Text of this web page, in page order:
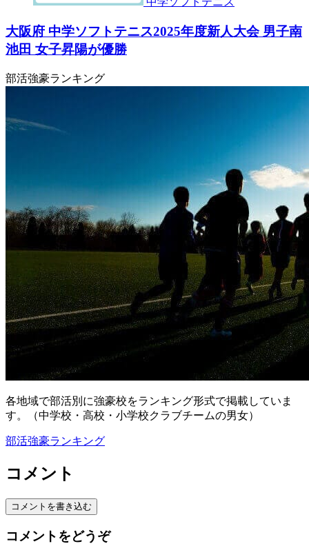
大阪府 中学ソフトテニス2025年度新人大会 男子南
池田 女子昇陽が優勝
部活強豪ランキング
各地域で部活別に強豪校をランキング形式で掲載していま
す。（中学校・高校・小学校クラブチームの男女）
部活強豪ランキング
コメント
コメントを書き込む
コメントをどうぞ